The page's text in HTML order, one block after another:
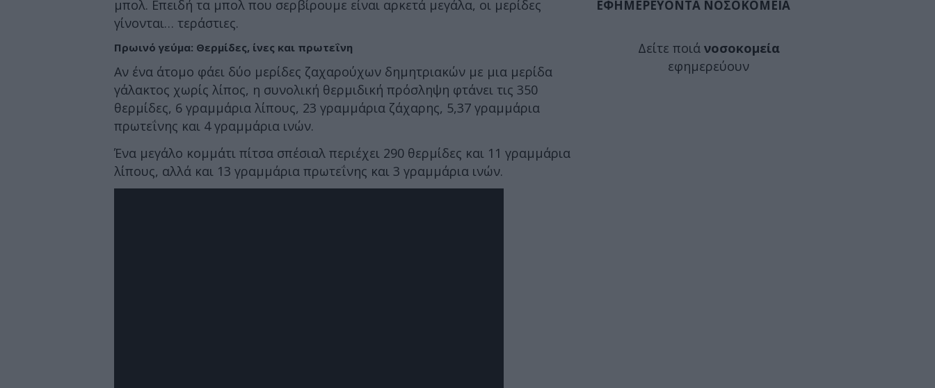
μπολ. Επειδή τα μπολ που σερβίρουμε είναι αρκετά μεγάλα, οι μερίδες
γίνονται… τεράστιες.
Πρωινό γεύμα: Θερμίδες, ίνες και πρωτεΐνη
Αν ένα άτομο φάει δύο μερίδες ζαχαρούχων δημητριακών με μια μερίδα
γάλακτος χωρίς λίπος, η συνολική θερμιδική πρόσληψη φτάνει τις 350
θερμίδες, 6 γραμμάρια λίπους, 23 γραμμάρια ζάχαρης, 5,37 γραμμάρια
πρωτεΐνης και 4 γραμμάρια ινών.
Ένα μεγάλο κομμάτι πίτσα σπέσιαλ περιέχει 290 θερμίδες και 11 γραμμάρια
λίπους, αλλά και 13 γραμμάρια πρωτεΐνης και 3 γραμμάρια ινών.
ΕΦΗΜΕΡΕΥΟΝΤΑ ΝΟΣΟΚΟΜΕΙΑ
Δείτε ποιά νοσοκομεία
εφημερεύουν